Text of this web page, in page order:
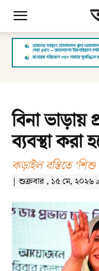
বিনা ভাড়ায়
ব্যবস্থা করা
কড়াইল বস্তিতে ‘শিশু
| শুক্রবার , ১৫ মে, ২০২৬